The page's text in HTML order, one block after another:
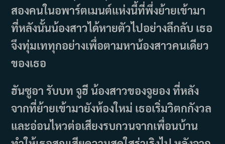
สองคนในอพาร์ตเมนต์แห่งนี้ที่พึ่งย้ายเข้ามา
ที่หลังนั้นน้องสาวได้หายตัวไปอย่างลึกลับ เธอ
จึงทุ่มเททุกอย่างเพื่อตามหาน้องสาวคนเดียว
ของเธอ
ฮันซูอา รับบท จูฮี น้องสาวของจูยอง ที่หลัง
จากที่ย้ายเข้ามายังห้องใหม่ เธอเริ่มวิตกกังวล
และอ่อนไหวต่อเสียงรบกวนจากเพื่อนบ้าน